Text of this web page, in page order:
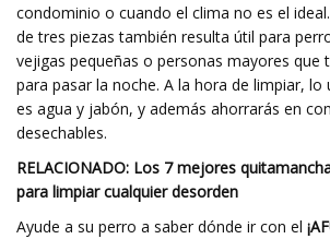
condominio o cuando el clima no es el
de tres piezas también resulta útil para
vejigas pequeñas o personas mayores que
para pasar la noche. A la hora de limpiar, lo
es agua y jabón, y además ahorrarás en
desechables.
RELACIONADO: Los 7 mejores
para limpiar cualquier desorden
Ayude a su perro a saber dónde ir con el